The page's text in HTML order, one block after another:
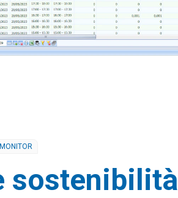
sostenibilità